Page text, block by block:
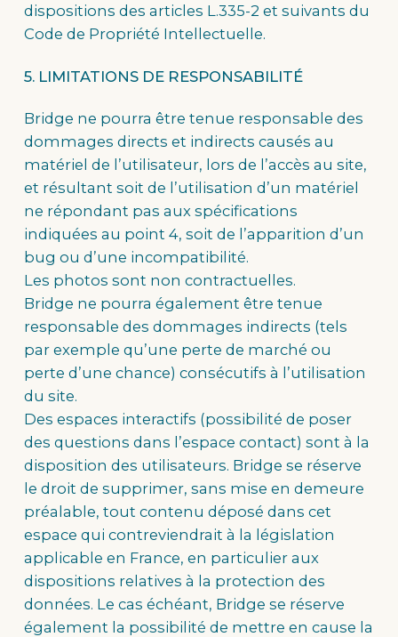
dispositions des articles L.335-2 et suivants du
Code de Propriété Intellectuelle.
5. LIMITATIONS DE RESPONSABILITÉ
Bridge ne pourra être tenue responsable des
dommages directs et indirects causés au
matériel de l’utilisateur, lors de l’accès au site,
et résultant soit de l’utilisation d’un matériel
ne répondant pas aux spécifications
indiquées au point 4, soit de l’apparition d’un
bug ou d’une incompatibilité.
Les photos sont non contractuelles.
Bridge ne pourra également être tenue
responsable des dommages indirects (tels
par exemple qu’une perte de marché ou
perte d’une chance) consécutifs à l’utilisation
du site.
Des espaces interactifs (possibilité de poser
des questions dans l’espace contact) sont à la
disposition des utilisateurs. Bridge se réserve
le droit de supprimer, sans mise en demeure
préalable, tout contenu déposé dans cet
espace qui contreviendrait à la législation
applicable en France, en particulier aux
dispositions relatives à la protection des
données. Le cas échéant, Bridge se réserve
également la possibilité de mettre en cause la